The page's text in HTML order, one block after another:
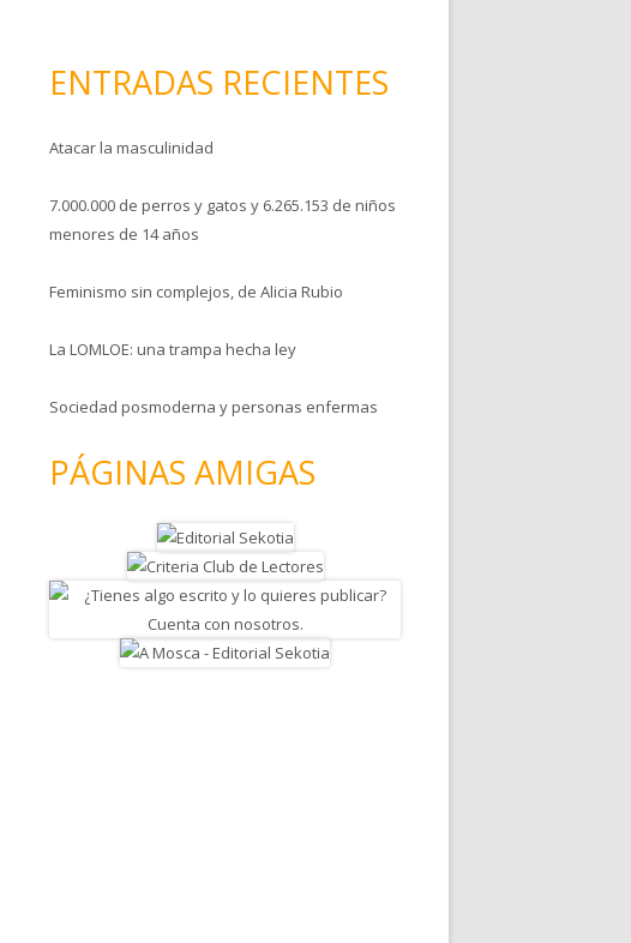
ENTRADAS RECIENTES
Atacar la masculinidad
7.000.000 de perros y gatos y 6.265.153 de niños
menores de 14 años
Feminismo sin complejos, de Alicia Rubio
La LOMLOE: una trampa hecha ley
Sociedad posmoderna y personas enfermas
PÁGINAS AMIGAS